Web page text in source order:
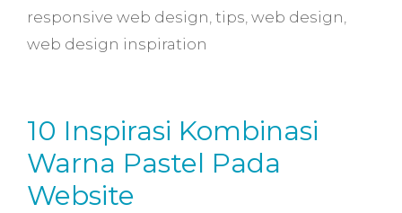
responsive web design tips web design
web design inspiration
10 Inspirasi Kombinasi
Warna Pastel Pada
Website